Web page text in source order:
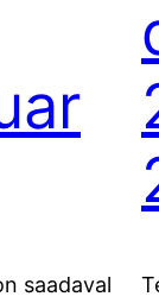
saadaval